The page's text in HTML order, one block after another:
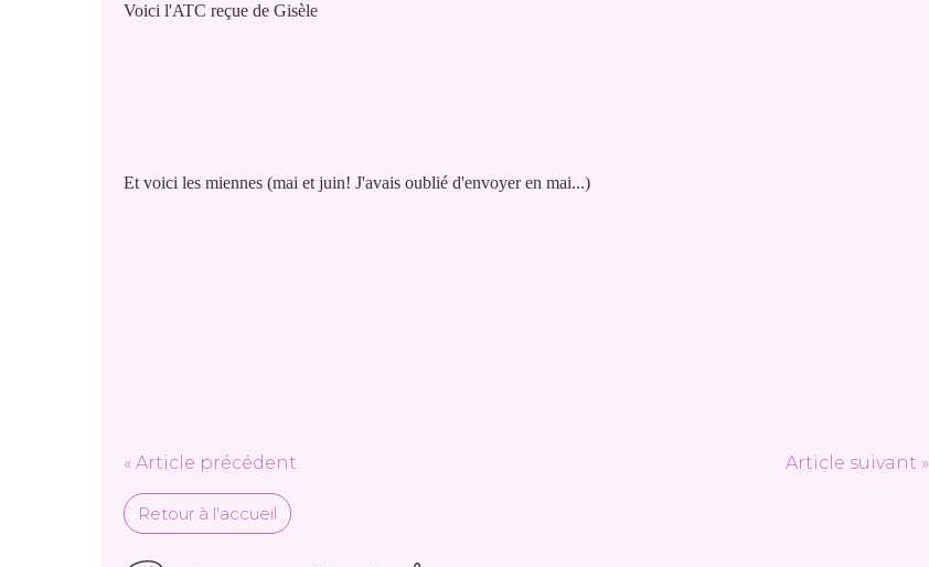
Voici l'ATC reçue de Gisèle
Et voici les miennes (mai et juin! J'avais oublié d'envoyer en mai...)
« Article précédent Article suivant »
Retour à l'accueil